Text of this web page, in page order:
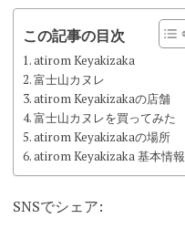
この記事の目次
atirom Keyakizaka
富士山カヌレ
atirom Keyakizakaの店舗
富士山カヌレを買ってみた
atirom Keyakizakaの場所
atirom Keyakizaka 基本情報
SNSでシェア: